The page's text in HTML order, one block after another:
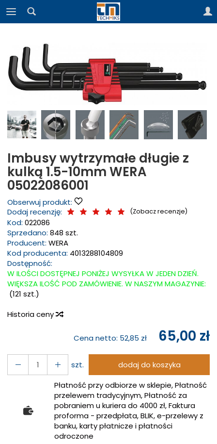
Imbusy wytrzymałe długie z
kulką 1.5-10mm WERA
05022086001
Obserwuj produkt:
Dodaj recenzję:
(Zobacz recenzje)
Kod: 022086
Sprzedano: 848 szt.
Producent: WERA
Kod producenta: 4013288104809
Dostępność:
W ILOŚCI DOSTĘPNEJ PONIŻEJ WYSYŁKA W JEDEN DZIEŃ.
WIĘKSZA ILOŚĆ POD ZAMÓWIENIE. W NASZYM MAGAZYNIE:
(121 szt.)
Historia ceny
Cena netto: 52,85 zł 65,00 zł
szt.
dodaj do koszyka
Płatność przy odbiorze w sklepie, Płatność
przelewem tradycyjnym, Płatność za
pobraniem u kuriera do 4000 zł, Faktura
proforma - przedpłata, BLIK, e-przelewy z
banku, karty płatnicze i płatności
odroczone